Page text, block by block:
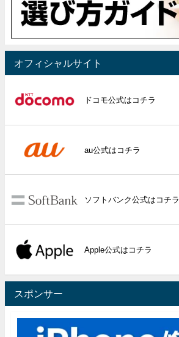
オフィシャルサイト
ドコモ公式はコチラ
au公式はコチラ
ソフトバンク公式はコチラ
Apple公式はコチラ
スポンサー